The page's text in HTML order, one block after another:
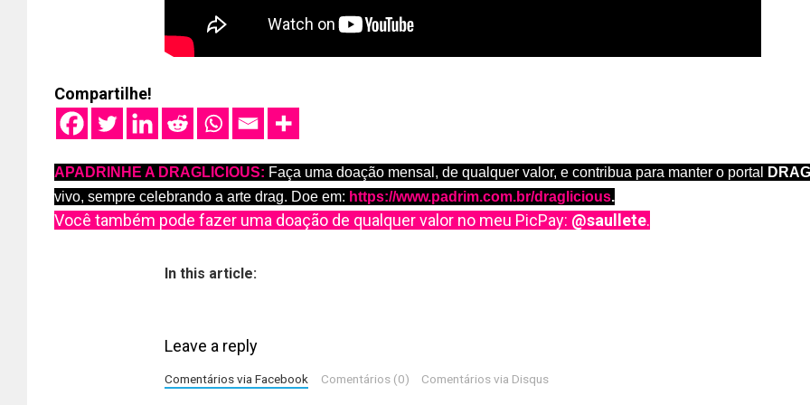
Compartilhe!
APADRINHE A DRAGLICIOUS: Faça uma doação mensal, de qualquer valor, e contribua para manter o portal
vivo, sempre celebrando a arte drag. Doe em: https://www.padrim.com.br/draglicious.
Você também pode fazer uma doação de qualquer valor no meu PicPay: @saullete.
In this article:
Leave a reply
Comentários via Facebook Comentários (0) Comentários via Disqus